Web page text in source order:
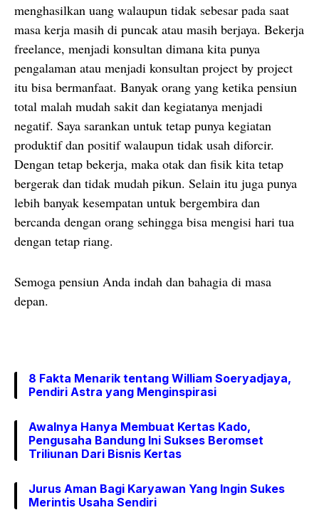
menghasilkan uang walaupun tidak sebesar pada saat
masa kerja masih di puncak atau masih berjaya. Bekerja
freelance, menjadi konsultan dimana kita punya
pengalaman atau menjadi konsultan project by project
itu bisa bermanfaat. Banyak orang yang ketika pensiun
total malah mudah sakit dan kegiatanya menjadi
negatif. Saya sarankan untuk tetap punya kegiatan
produktif dan positif walaupun tidak usah diforcir.
Dengan tetap bekerja, maka otak dan fisik kita tetap
bergerak dan tidak mudah pikun. Selain itu juga punya
lebih banyak kesempatan untuk bergembira dan
bercanda dengan orang sehingga bisa mengisi hari tua
dengan tetap riang.
Semoga pensiun Anda indah dan bahagia di masa
depan.
8 Fakta Menarik tentang William Soeryadjaya,
Pendiri Astra yang Menginspirasi
Awalnya Hanya Membuat Kertas Kado,
Pengusaha Bandung Ini Sukses Beromset
Triliunan Dari Bisnis Kertas
Jurus Aman Bagi Karyawan Yang Ingin Sukes
Merintis Usaha Sendiri